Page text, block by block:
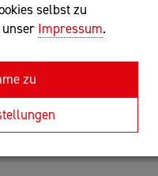
selbst zu
Impressum.
zu
FRANZ